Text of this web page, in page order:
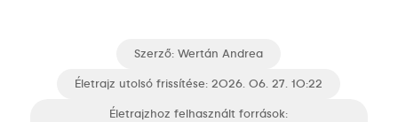
Szerző:Wertán Andrea
Életrajz utolsó frissítése: 2026. 06. 27. 10:22
Életrajzhoz felhasznált források: